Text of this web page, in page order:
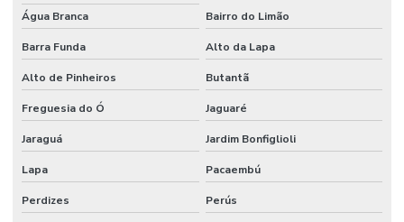
Etiquetas Autocolantes Personalizadas
Etiquetas Bopp Adesiva
Etiquetas Bopp Adesiva Para Câmara Fria
Etiquetas Bopp Adesiva Para Congelados
Etiquetas Bopp Adesiva Para Identificação De Produtos
Etiquetas Bopp Para Laboratório
Etiquetas Bopp Removíveis Paraná
Água Branca
Bairro do Limão
Barra Funda Alto da Lapa
Alto de Pinheiros Butantã
Freguesia do Ó Jaguaré
Jaraguá Jardim Bonfiglioli
Lapa Pacaembú
Perdizes Perús